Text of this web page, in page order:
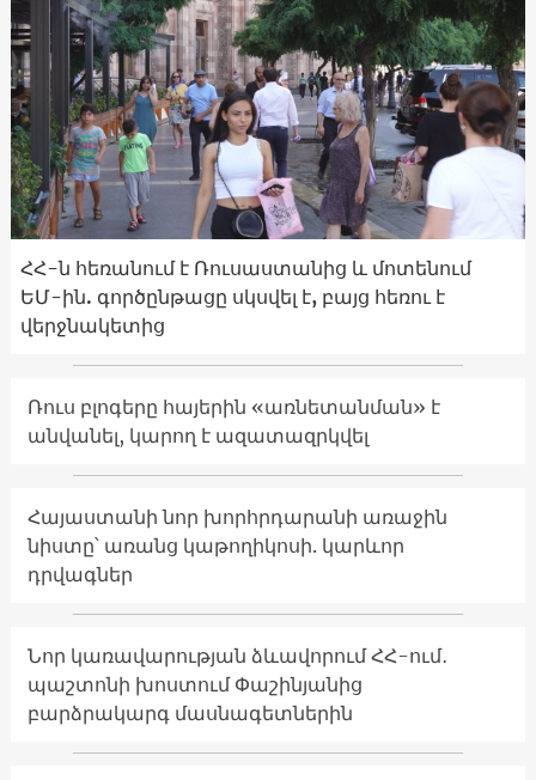
ՀՀ-ն հեռանում է Ռուսաստանից և մոտենում
ԵՄ-ին. գործընթացը սկսվել է, բայց հեռու է
վերջնակետից
Ռուս բլոգերը հայերին «առնետանման» է
անվանել, կարող է ազատազրկվել
Հայաստանի նոր խորհրդարանի առաջին
նիստը՝ առանց կաթողիկոսի. կարևոր
դրվագներ
Նոր կառավարության ձևավորում ՀՀ-ում․
պաշտոնի խոստում Փաշինյանից
բարձրակարգ մասնագետներին